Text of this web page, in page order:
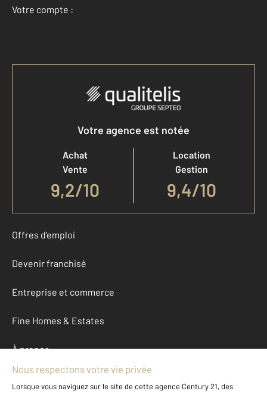
Votre compte :
Accéder à mon compte
Votre agence est notée
Achat
Vente
9,2/10
Location
Gestion
9,4/10
Offres d'emploi
Devenir franchisé
Entreprise et commerce
Fine Homes & Estates
À propos
International